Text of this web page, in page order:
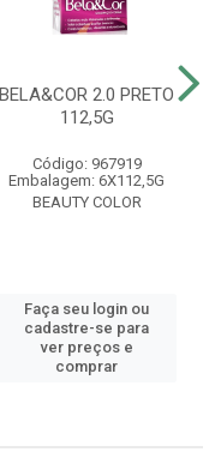
BELA&COR 2.0 PRETO
112,5G
Código: 967919
Embalagem: 6X112,5G
BEAUTY COLOR
Faça seu login ou
cadastre-se para
ver preços e
comprar